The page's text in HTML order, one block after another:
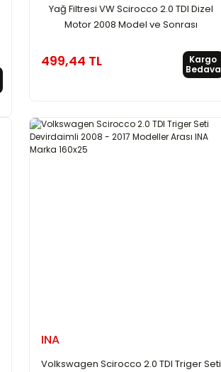
Yağ Filtresi VW Scirocco 2.0 TDI Dizel
Motor 2008 Model ve Sonrası
499,44 TL
Kargo
Bedava
INA
Volkswagen Scirocco 2.0 TDI Triger Seti